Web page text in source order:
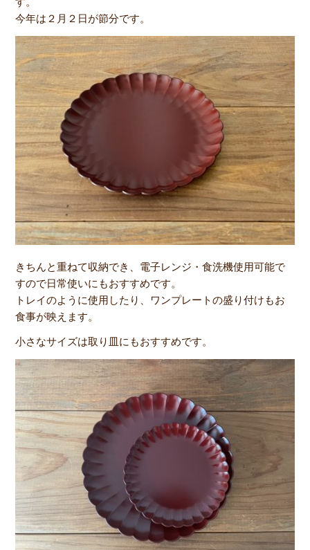
今年は２月２日が節分です。
きちんと重ねて収納でき、電子レンジ・食洗機使用可能で
すので日常使いにもおすすめです。
トレイのように使用したり、ワンプレートの盛り付けもお
食事が映えます。
小さなサイズは取り皿にもおすすめです。